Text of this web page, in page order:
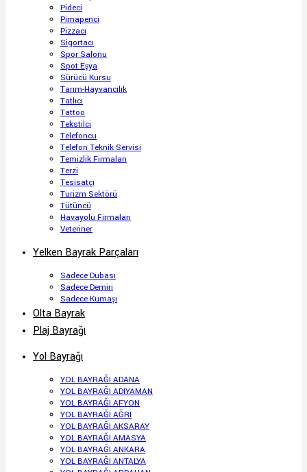
Pideci
Pimapenci
Pizzacı
Sigortacı
Spor Salonu
Spot Eşya
Sürücü Kursu
Tarım-Hayvancılık
Tatlıcı
Tattoo
Tekstilci
Telefoncu
Telefon Teknik Servisi
Temizlik Firmaları
Terzi
Tesisatçı
Turizm Sektörü
Tütüncü
Havayolu Firmaları
Veteriner
Yelken Bayrak Parçaları
Sadece Dubası
Sadece Demiri
Sadece Kumaşı
Olta Bayrak
Plaj Bayrağı
Yol Bayrağı
YOL BAYRAĞI ADANA
YOL BAYRAĞI ADIYAMAN
YOL BAYRAĞI AFYON
YOL BAYRAĞI AĞRI
YOL BAYRAĞI AKSARAY
YOL BAYRAĞI AMASYA
YOL BAYRAĞI ANKARA
YOL BAYRAĞI ANTALYA